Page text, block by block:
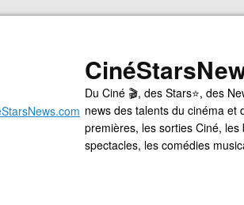
Du Ciné 🎬, des Stars⭐, des
news des talents du cinéma et
premières, les sorties Ciné,
spectacles, les comédies